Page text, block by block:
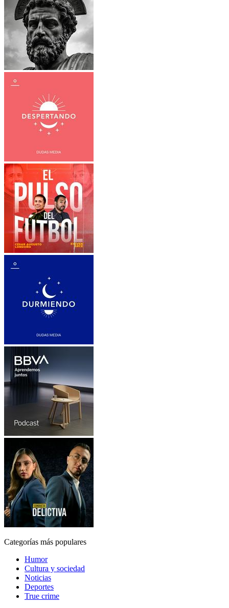
Categorías más populares
Humor
Cultura y sociedad
Noticias
Deportes
True crime